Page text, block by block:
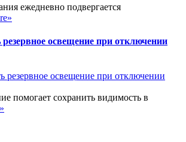
ежедневно подвергается
резервное освещение при отключении
помогает сохранить видимость в